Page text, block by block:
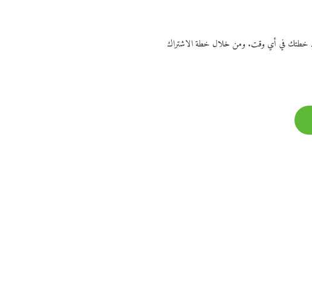
خطتك في أي وقت. ومن خلال خطة الاشتراك